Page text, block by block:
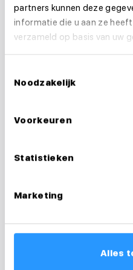
partners kunnen deze
informatie die u aan ze
verzameld op basis van uw
Noodzakelijk
Voorkeuren
Statistieken
Marketing
Alles
GGZ of ouderenzorg.
Toch blijft persoonlijke
onderdeel van het
medische kennis met
Het salaris van een